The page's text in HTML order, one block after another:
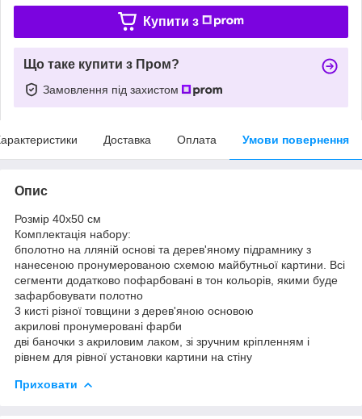
Купити з
Що таке купити з Пром?
Замовлення під захистом
Доставка Оплата Умови повернення
Опис
Розмір 40x50 см
Комплектація набору:
бполотно на лляній основі та дерев'яному підрамнику з
нанесеною пронумерованою схемою майбутньої картини. Всі
сегменти додатково пофарбовані в тон кольорів, якими буде
зафарбовувати полотно
3 кисті різної товщини з дерев'яною основою
акрилові пронумеровані фарби
дві баночки з акриловим лаком, зі зручним кріпленням і
рівнем для рівної установки картини на стіну
Приховати